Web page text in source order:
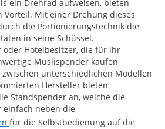
ein Drehrad aufweisen, bieten
Vorteil. Mit einer Drehung dieses
die Portionierungstechnik die
in seine Schüssel.
oder Hotelbesitzer, die für ihr
Müslispender kaufen
unterschiedlichen Modellen
Hersteller bieten
Standspender an, welche die
einfach neben die
für die Selbstbedienung auf die